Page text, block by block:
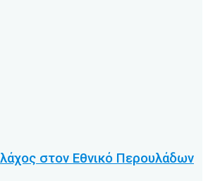
στον Εθνικό Περουλάδων